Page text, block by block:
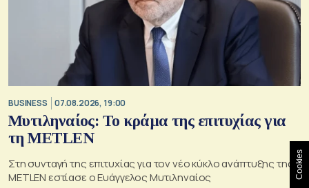
BUSINESS 07.08.2026, 19:00
Μυτιληναίος: Το κράμα της επιτυχίας για
τη METLEN
Στη συνταγή της επιτυχίας για τον νέο κύκλο ανάπτυξης της
METLEN εστίασε ο Ευάγγελος Μυτιληναίος
Cookies